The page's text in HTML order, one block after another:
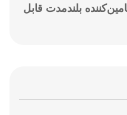
بلندمدت قابل